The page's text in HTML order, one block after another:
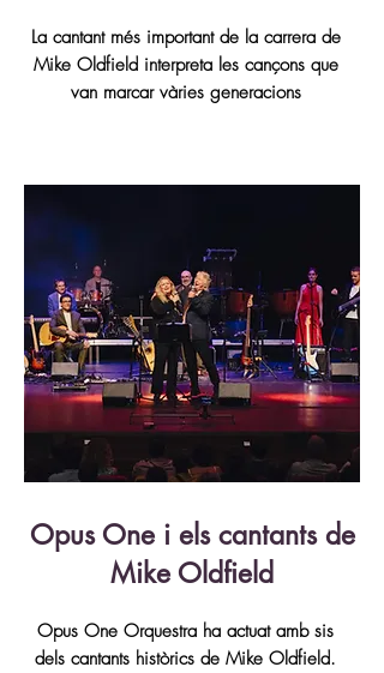
La cantant més important de la carrera de
Mike Oldfield interpreta les cançons que
van marcar vàries generacions
Opus One i els cantants de
Mike Oldfield
Opus One Orquestra ha actuat amb sis
dels cantants històrics de Mike Oldfield.